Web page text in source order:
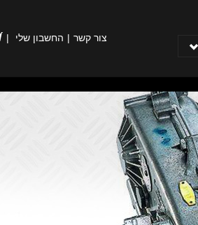
צור קשר החשבון שלי